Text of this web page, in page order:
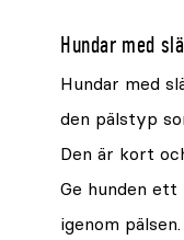
Hundar med
Hundar med
den pälstyp
Den är kort
Ge hunden ett
igenom pälsen.